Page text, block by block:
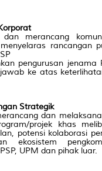
dan merancang
rancangan
pengurusan jenama
ke atas
Strategik
dan
projek khas
potensi kolaborasi
ekosistem
UPM dan pihak luar.